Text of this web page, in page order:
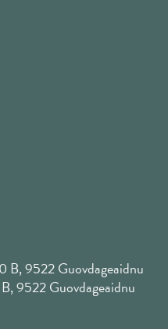
B, 9522 Guovdageaidnu
9522 Guovdageaidnu